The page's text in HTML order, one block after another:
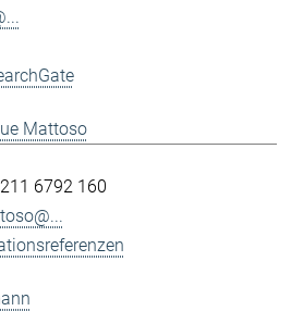
Mattoso
6792 160